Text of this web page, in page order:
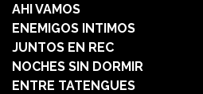
AHI VAMOS
ENEMIGOS INTIMOS
JUNTOS EN REC
NOCHES SIN DORMIR
ENTRE TATENGUES